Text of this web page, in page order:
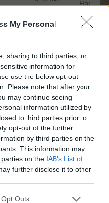
My Personal
sharing to third parties, or
information for
use the below opt-out
Please note that after your
may continue seeing
information utilized by
to third parties prior to
opt-out of the further
by third parties on the
This information may
on the IAB’s List of
further disclose it to other
Outs
4
подрязване
обиране на
1 Бонус
Ниво Умения
1
1 точка
сеитба
1 точка
подрязване
2 точки
реколтата​
тор
3
7